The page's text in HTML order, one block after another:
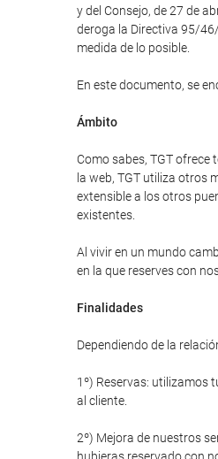
y del Consejo, de 27 de
deroga la Directiva 95/
medida de lo posible.
En este documento, se
Ámbito
Como sabes, TGT
la web, TGT utiliza otros
extensible a los otros
existentes.
Al vivir en un mundo
en la que reserves con
Finalidades
Dependiendo de la
1º) Reservas: utilizamos
al cliente.
2º) Mejora de nuestros